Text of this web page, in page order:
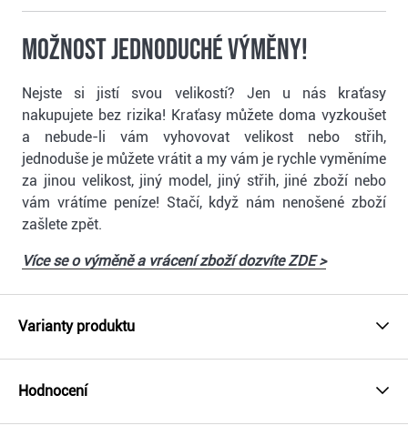
Možnost jednoduché výměny!
Nejste si jistí svou velikostí? Jen u nás kraťasy
nakupujete bez rizika! Kraťasy můžete doma vyzkoušet
a nebude-li vám vyhovovat velikost nebo střih,
jednoduše je můžete vrátit a my vám je rychle vyměníme
za jinou velikost, jiný model, jiný střih, jiné zboží nebo
vám vrátíme peníze! Stačí, když nám nenošené zboží
zašlete zpět.
Více se o výměně a vrácení zboží dozvíte ZDE >
Varianty produktu
Hodnocení